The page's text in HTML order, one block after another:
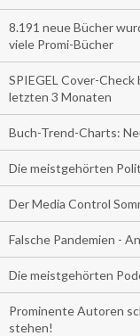
8.191 neue Bücher
viele Promi-Bücher
SPIEGEL Cover-
letzten 3 Monaten
Buch-Trend-Charts:
Die meistgehörten
Der Media Control
Falsche Pandemien -
Die meistgehörten
Prominente Autoren
stehen!